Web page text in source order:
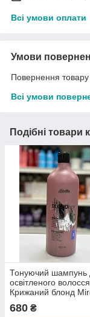
Всі умови оплати
Умови
Повернення
Всі умови
Подібні товари
Тонуючий шампунь
освітленого волосся
Крижаний блонд
Shampoo 1000 мл
680 ₴